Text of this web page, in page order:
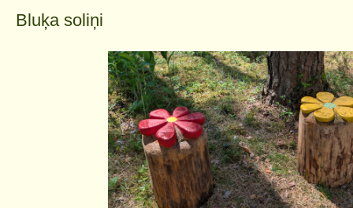
Bluķa soliņi